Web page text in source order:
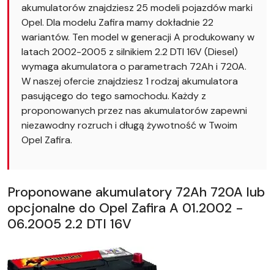
akumulatorów znajdziesz 25 modeli pojazdów marki
Opel. Dla modelu Zafira mamy dokładnie 22
wariantów. Ten model w generacji A produkowany w
latach 2002-2005 z silnikiem 2.2 DTI 16V (Diesel)
wymaga akumulatora o parametrach 72Ah i 720A.
W naszej ofercie znajdziesz 1 rodzaj akumulatora
pasującego do tego samochodu. Każdy z
proponowanych przez nas akumulatorów zapewni
niezawodny rozruch i długą żywotność w Twoim
Opel Zafira.
Proponowane akumulatory 72Ah 720A lub
opcjonalne do Opel Zafira A 01.2002 -
06.2005 2.2 DTI 16V